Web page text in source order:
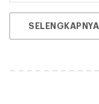
SELENGKAPNYA